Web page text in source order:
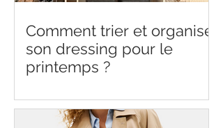
Comment trier et organiser
son dressing pour le
printemps ?